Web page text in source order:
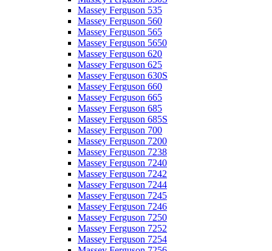
Massey Ferguson 535
Massey Ferguson 560
Massey Ferguson 565
Massey Ferguson 5650
Massey Ferguson 620
Massey Ferguson 625
Massey Ferguson 630S
Massey Ferguson 660
Massey Ferguson 665
Massey Ferguson 685
Massey Ferguson 685S
Massey Ferguson 700
Massey Ferguson 7200
Massey Ferguson 7238
Massey Ferguson 7240
Massey Ferguson 7242
Massey Ferguson 7244
Massey Ferguson 7245
Massey Ferguson 7246
Massey Ferguson 7250
Massey Ferguson 7252
Massey Ferguson 7254